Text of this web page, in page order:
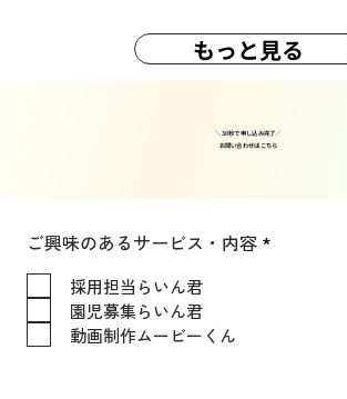
もっと見る
＼30秒で申し込み完了／
​お問い合わせはこちら
ご興味のあるサービス・内容 *必
採用担当らいん君
園児募集らいん君
動画制作ムービーくん